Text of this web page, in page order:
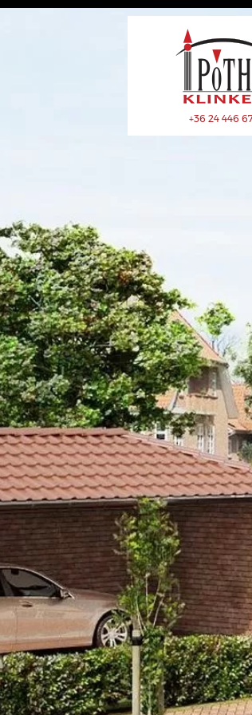
+36 24 446
TELJES
TÍPUSKÓD
SOROZAT
LEÍRÁS
Bézs
színvilágú,
MÉRETEK